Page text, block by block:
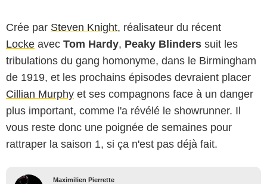
Crée par Steven Knight, réalisateur du récent
Locke avec Tom Hardy, Peaky Blinders suit les
tribulations du gang homonyme, dans le Birmingham
de 1919, et les prochains épisodes devraient placer
Cillian Murphy et ses compagnons face à un danger
plus important, comme l'a révélé le showrunner. Il
vous reste donc une poignée de semaines pour
rattraper la saison 1, si ça n'est pas déjà fait.
Maximilien Pierrette